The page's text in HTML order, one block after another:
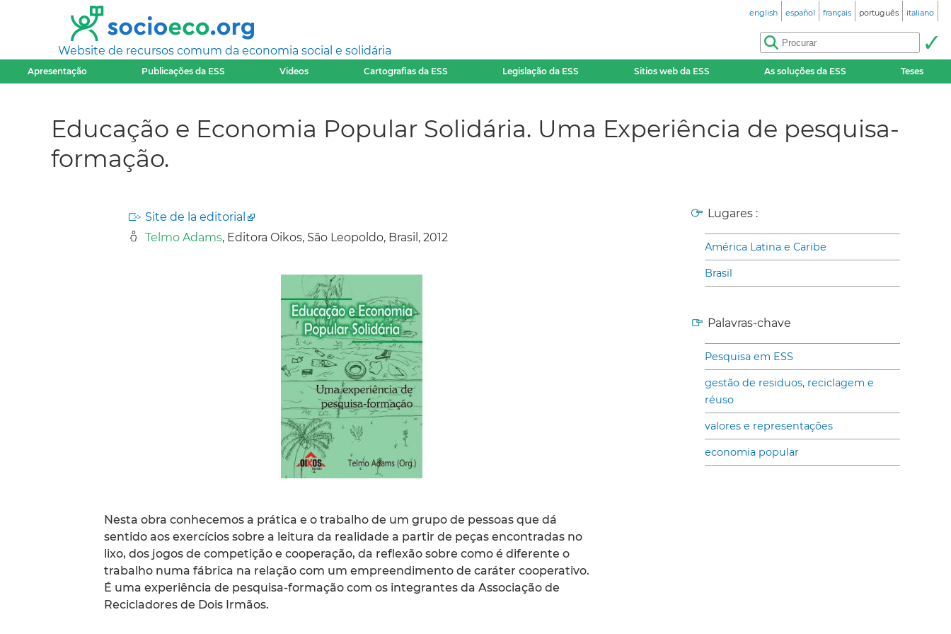
Website de recursos comum da economia social e solidária
english español français português italiano
Apresentação Publicações da ESS Videos Cartografias da ESS Legislação da ESS Sitios web da ESS As soluções da ESS Teses
Educação e Economia Popular Solidária. Uma Experiência de pesquisa-
formação.
Site de la editorial
Telmo Adams, Editora Oikos, São Leopoldo, Brasil, 2012
Nesta obra conhecemos a prática e o trabalho de um grupo de pessoas que dá
sentido aos exercícios sobre a leitura da realidade a partir de peças encontradas no
lixo, dos jogos de competição e cooperação, da reflexão sobre como é diferente o
trabalho numa fábrica na relação com um empreendimento de caráter cooperativo.
É uma experiência de pesquisa-formação com os integrantes da Associação de
Recicladores de Dois Irmãos.
Lugares :
América Latina e Caribe
Brasil
Palavras-chave
Pesquisa em ESS
gestão de residuos, reciclagem e
réuso
valores e representações
economia popular